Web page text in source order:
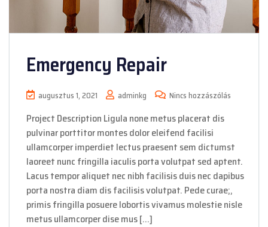
Emergency Repair
augusztus 1, 2021 adminkg Nincs hozzászólás
Project Description Ligula none metus placerat dis
pulvinar porttitor montes dolor eleifend facilisi
ullamcorper imperdiet lectus praesent sem dictumst
laoreet nunc fringilla iaculis porta volutpat sed aptent.
Lacus tempor aliquet nec nibh facilisis duis nec dapibus
porta nostra diam dis facilisis volutpat. Pede curae;,
primis fringilla posuere lobortis vivamus molestie nisle
metus ullamcorper dise mus […]